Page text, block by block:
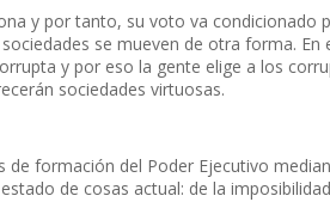
y por tanto, su voto va condicionado
se mueven de otra forma.
y por eso la gente elige a los
sociedades virtuosas.
formación del Poder Ejecutivo
de cosas actual: de la